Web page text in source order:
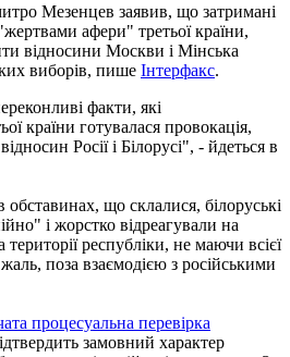
Мезенцев заявив, що затримані
афери" третьої країни,
відносини Москви і Мінська
виборів, пише Інтерфакс.
факти, які
країни готувалася провокація,
Росії і Білорусі", - йдеться в
що склалися, білоруські
і жорстко відреагували на
республіки, не маючи всієї
поза взаємодією з російськими
процесуальна перевірка
замовний характер